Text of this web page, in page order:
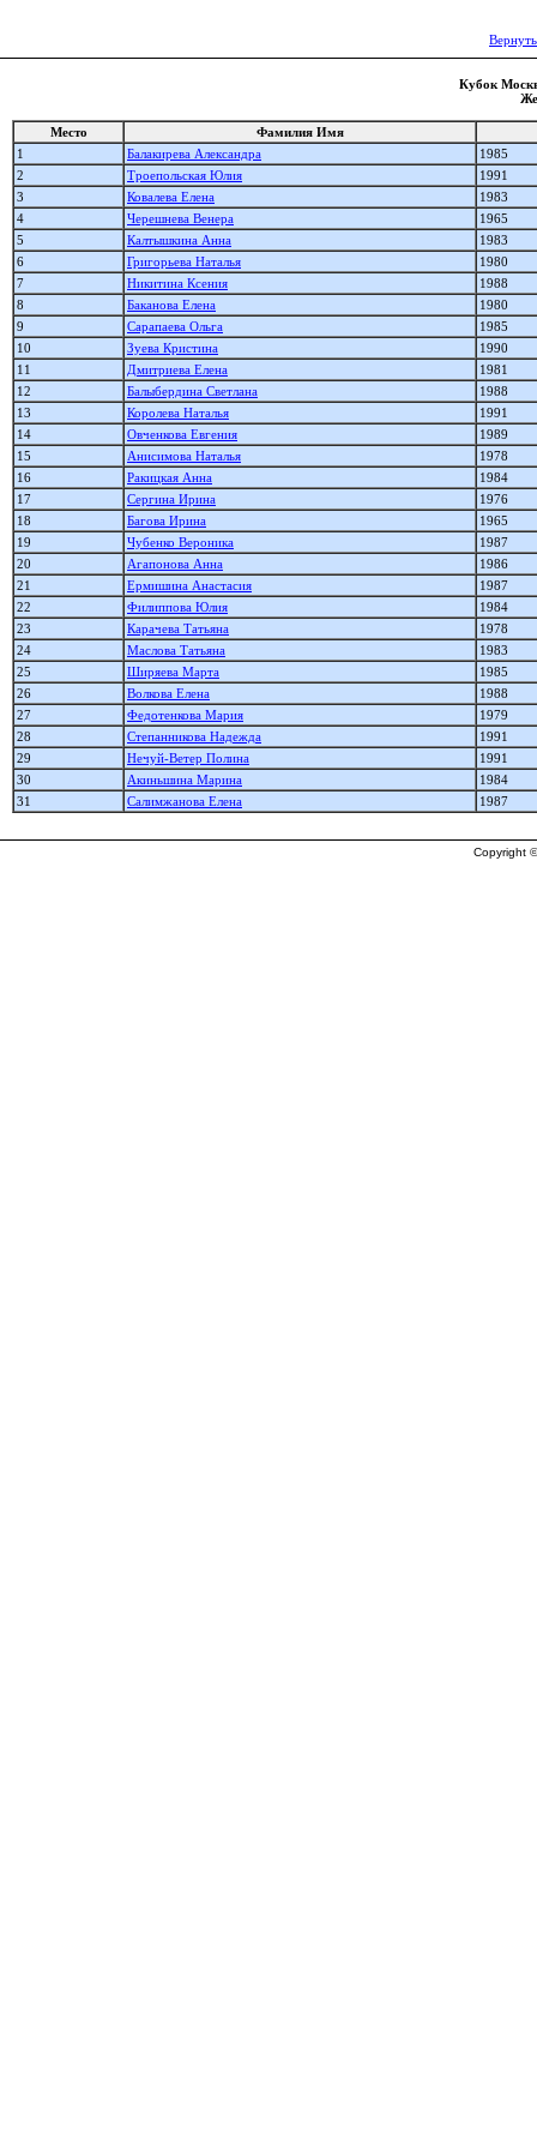
Кубок
Место
Фамилия Имя
1
Балакирева Александра
1985
2
Троепольская Юлия
1991
3
Ковалева Елена
1983
4
Черешнева Венера
1965
5
Калтышкина Анна
1983
6
Григорьева Наталья
1980
7
Никитина Ксения
1988
8
Баканова Елена
1980
9
Сарапаева Ольга
1985
10
Зуева Кристина
1990
11
Дмитриева Елена
1981
12
Балыбердина Светлана
1988
13
Королева Наталья
1991
14
Овченкова Евгения
1989
15
Анисимова Наталья
1978
16
Ракицкая Анна
1984
17
Сергина Ирина
1976
18
Багова Ирина
1965
19
Чубенко Вероника
1987
20
Агапонова Анна
1986
21
Ермишина Анастасия
1987
22
Филиппова Юлия
1984
23
Карачева Татьяна
1978
24
Маслова Татьяна
1983
25
Ширяева Марта
1985
26
Волкова Елена
1988
27
Федотенкова Мария
1979
28
Степанникова Надежда
1991
29
Нечуй-Ветер Полина
1991
30
Акиньшина Марина
1984
31
Салимжанова Елена 1987
Copyright